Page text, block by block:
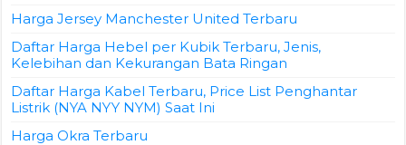
Harga Jersey Manchester United Terbaru
Daftar Harga Hebel per Kubik Terbaru, Jenis,
Kelebihan dan Kekurangan Bata Ringan
Daftar Harga Kabel Terbaru, Price List Penghantar
Listrik (NYA NYY NYM) Saat Ini
Harga Okra Terbaru